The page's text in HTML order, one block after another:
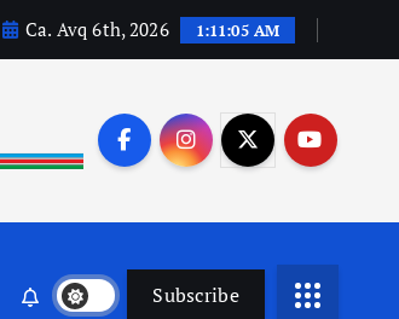
Ca. Avq 6th, 2026 1:11:06 AM
Subscribe